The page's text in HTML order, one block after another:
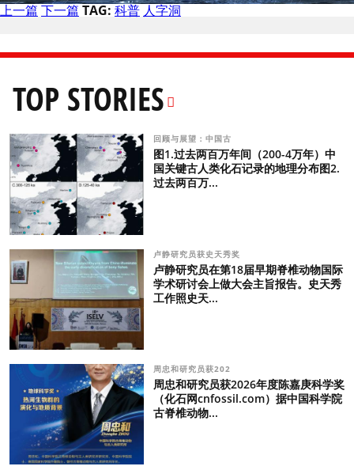
上一篇 下一篇 TAG: 科普 人字洞
TOP STORIES
回顾与展望：中国古
图1.过去两百万年间（200-4万年）中
国关键古人类化石记录的地理分布图2.
过去两百万...
卢静研究员获史天秀奖
卢静研究员在第18届早期脊椎动物国际
学术研讨会上做大会主旨报告。史天秀
工作照史天...
周忠和研究员获202
周忠和研究员获2026年度陈嘉庚科学奖
（化石网cnfossil.com）据中国科学院
古脊椎动物...